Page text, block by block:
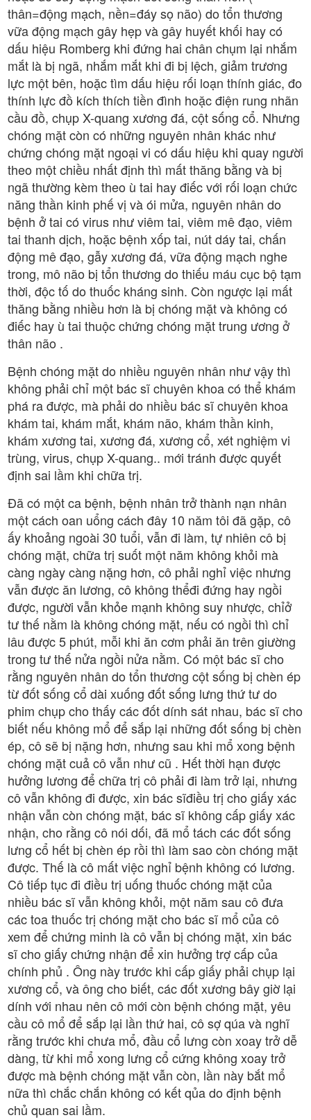
thân=động mạch, nền=đáy sọ não) do tổn thương
vữa động mạch gây hẹp và gây huyết khối hay có
dấu hiệu Romberg khi đứng hai chân chụm lại nhắm
mắt là bị ngã, nhắm mắt khi đi bị lệch, giảm trương
lực một bên, hoặc tìm dấu hiệu rối loạn thính giác, đo
thính lực đồ kích thích tiền đình hoặc điện rung nhãn
cầu đồ, chụp X-quang xương đá, cột sống cổ. Nhưng
chóng mặt còn có những nguyên nhân khác như
chứng chóng mặt ngoại vi có dấu hiệu khi quay người
theo một chiều nhất định thì mất thăng bằng và bị
ngã thường kèm theo ù tai hay điếc với rối loạn chức
năng thần kinh phế vị và ói mửa, nguyên nhân do
bệnh ở tai có virus như viêm tai, viêm mê đạo, viêm
tai thanh dịch, hoặc bệnh xốp tai, nút dáy tai, chấn
động mê đạo, gẫy xương đá, vữa động mạch nghe
trong, mô não bị tổn thương do thiếu máu cục bộ tạm
thời, độc tố do thuốc kháng sinh. Còn ngược lại mất
thăng bằng nhiều hơn là bị chóng mặt và không có
điếc hay ù tai thuộc chứng chóng mặt trung ương ở
thân não .
Bệnh chóng mặt do nhiều nguyên nhân như vậy thì
không phải chỉ một bác sĩ chuyên khoa có thể khám
phá ra được, mà phải do nhiều bác sĩ chuyên khoa
khám tai, khám mắt, khám não, khám thần kinh,
khám xương tai, xương đá, xương cổ, xét nghiệm vi
trùng, virus, chụp X-quang.. mới tránh được quyết
định sai lầm khi chữa trị.
Đã có một ca bệnh, bệnh nhân trở thành nạn nhân
một cách oan uổng cách đây 10 năm tôi đã gặp, cô
ấy khoảng ngoài 30 tuổi, vẫn đi làm, tự nhiên cô bị
chóng mặt, chữa trị suốt một năm không khỏi mà
càng ngày càng nặng hơn, cô phải nghỉ việc nhưng
vẫn được ăn lương, cô không thểđi đứng hay ngồi
được, người vẫn khỏe mạnh không suy nhược, chỉở
tư thế nằm là không chóng mặt, nếu có ngồi thì chỉ
lâu được 5 phút, mỗi khi ăn cơm phải ăn trên giường
trong tư thế nửa ngồi nửa nằm. Có một bác sĩ cho
rằng nguyên nhân do tổn thương cột sống bị chèn ép
từ đốt sống cổ dài xuống đốt sống lưng thứ tư do
phim chụp cho thấy các đốt dính sát nhau, bác sĩ cho
biết nếu không mổ để sắp lại những đốt sống bị chèn
ép, cô sẽ bị nặng hơn, nhưng sau khi mổ xong bệnh
chóng mặt cuả cô vẫn như cũ . Hết thời hạn được
hưởng lương để chữa trị cô phải đi làm trở lại, nhưng
cô vẫn không đi được, xin bác sĩđiều trị cho giấy xác
nhận vẫn còn chóng mặt, bác sĩ không cấp giấy xác
nhận, cho rằng cô nói dối, đã mổ tách các đốt sống
lưng cổ hết bị chèn ép rồi thì làm sao còn chóng mặt
được. Thế là cô mất việc nghỉ bệnh không có lương.
Cô tiếp tục đi điều trị uống thuốc chóng mặt của
nhiều bác sĩ vẫn không khỏi, một năm sau cô đưa
các toa thuốc trị chóng mặt cho bác sĩ mổ của cô
xem để chứng minh là cô vẫn bị chóng mặt, xin bác
sĩ cho giấy chứng nhận để xin hưởng trợ cấp của
chính phủ . Ông này trước khi cấp giấy phải chụp lại
xương cổ, và ông cho biết, các đốt xương bây giờ lại
dính với nhau nên cô mới còn bệnh chóng mặt, yêu
cầu cô mổ để sắp lại lần thứ hai, cô sợ qúa và nghĩ
rằng trước khi chưa mổ, đầu cổ lưng còn xoay trở dễ
dàng, từ khi mổ xong lưng cổ cứng không xoay trở
được mà bệnh chóng mặt vẫn còn, lần này bắt mổ
nữa thì chắc chắn không có kết qủa do định bệnh
chủ quan sai lầm.